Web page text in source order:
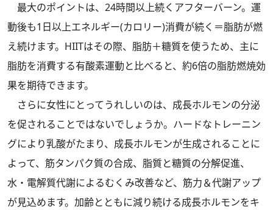
最大のポイントは、24時間以上続くアフターバーン。運
動後も1日以上エネルギー(カロリー)消費が続く＝脂肪が燃
え続けます。HIITはその際、脂肪＋糖質を使うため、主に
脂肪を消費する有酸素運動と比べると、約6倍の脂肪燃焼効
果を期待できます。
さらに女性にとってうれしいのは、成長ホルモンの分泌
を促されることではないでしょうか。ハードなトレーニン
グにより乳酸がたまり、成長ホルモンが生成されることに
よって、筋タンパク質の合成、脂質と糖質の分解促進、
水・電解質代謝によるむくみ改善など、筋力＆代謝アップ
が見込めます。加齢とともに減り続ける成長ホルモンをキ